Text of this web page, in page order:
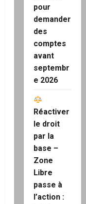
pour
demander
des
comptes
avant
septembr
e 2026
Réactiver
le droit
par la
base –
Zone
Libre
passe à
l’action :